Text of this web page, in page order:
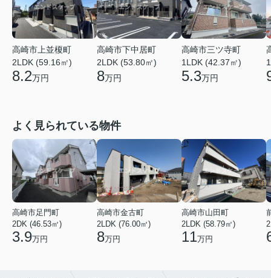
高崎市上並榎町
2LDK (59.16㎡)
8.2万円
高崎市下中居町
2LDK (53.80㎡)
8万円
高崎市三ツ寺町
1LDK (42.37㎡)
5.3万円
よく見られている物件
高崎市足門町
2DK (46.53㎡)
3.9万円
高崎市金古町
2LDK (76.00㎡)
8万円
高崎市山田町
2LDK (58.79㎡)
11万円